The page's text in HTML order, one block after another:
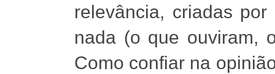
relevância, criadas
nada (o que ouviram,
Como confiar na